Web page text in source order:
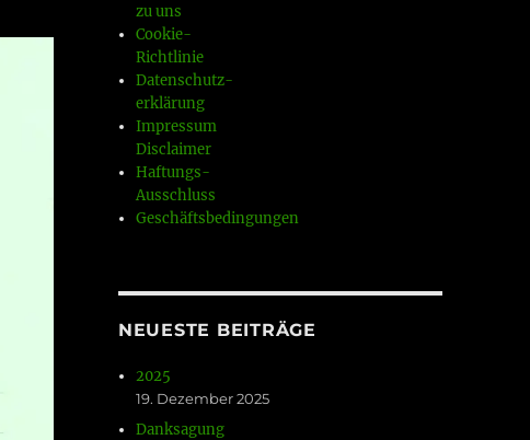
zu uns
Cookie-
Richtlinie
Datenschutz-
erklärung
Impressum
Disclaimer
Haftungs-
Ausschluss
Geschäftsbedingungen
NEUESTE BEITRÄGE
2025
19. Dezember 2025
Danksagung